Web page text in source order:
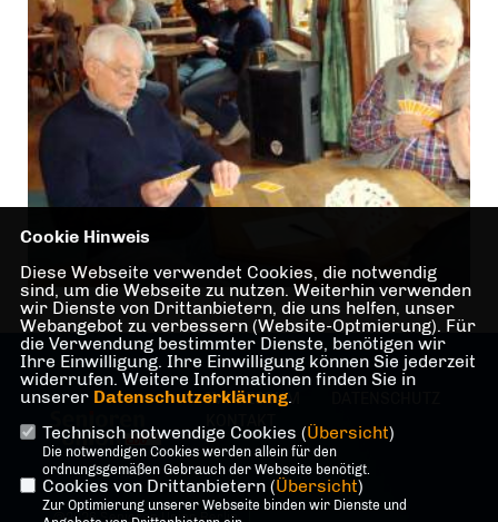
IMPRESSUM
@2026 Senioren Union Berlin
Cookie Hinweis
Diese Webseite verwendet Cookies, die notwendig
sind, um die Webseite zu nutzen. Weiterhin verwenden
wir Dienste von Drittanbietern, die uns helfen, unser
Webangebot zu verbessern (Website-Optmierung). Für
die Verwendung bestimmter Dienste, benötigen wir
Ihre Einwilligung. Ihre Einwilligung können Sie jederzeit
widerrufen. Weitere Informationen finden Sie in
unserer Datenschutzerklärung.
Technisch notwendige Cookies (Übersicht)
Die notwendigen Cookies werden allein für den
ordnungsgemäßen Gebrauch der Webseite benötigt.
Cookies von Drittanbietern (Übersicht)
Zur Optimierung unserer Webseite binden wir Dienste und